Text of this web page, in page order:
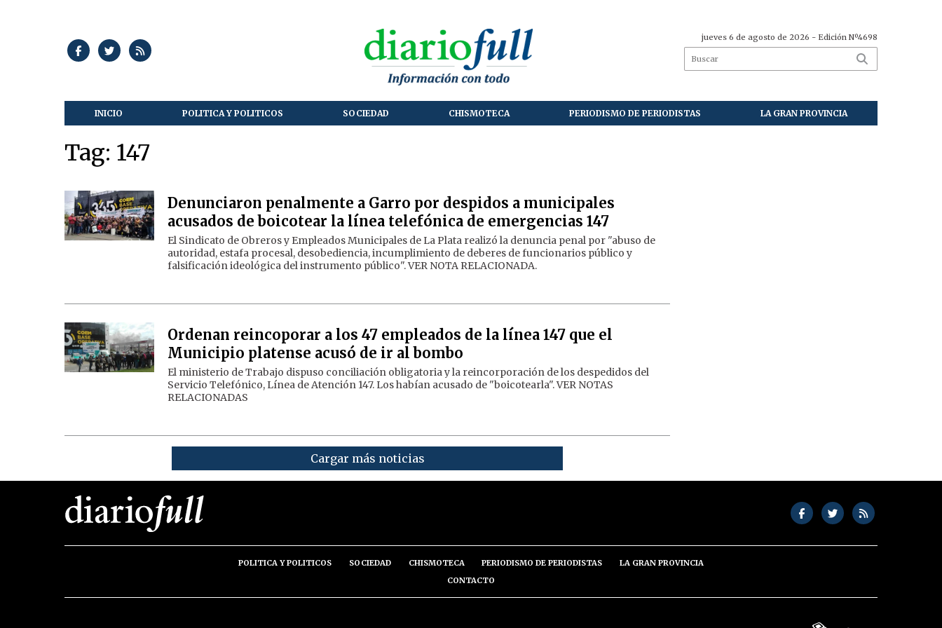
jueves 6 de agosto de 2026 - Edición Nº4698
INICIO POLITICA Y POLITICOS SOCIEDAD CHISMOTECA PERIODISMO DE PERIODISTAS LA GRAN PROVINCIA
Tag: 147
Denunciaron penalmente a Garro por despidos a municipales
acusados de boicotear la línea telefónica de emergencias 147
El Sindicato de Obreros y Empleados Municipales de La Plata realizó la denuncia penal por "abuso de
autoridad, estafa procesal, desobediencia, incumplimiento de deberes de funcionarios público y
falsificación ideológica del instrumento público". VER NOTA RELACIONADA.
Ordenan reincoporar a los 47 empleados de la línea 147 que el
Municipio platense acusó de ir al bombo
El ministerio de Trabajo dispuso conciliación obligatoria y la reincorporación de los despedidos del
Servicio Telefónico, Línea de Atención 147. Los habían acusado de "boicotearla". VER NOTAS
RELACIONADAS
Cargar más noticias
POLITICA Y POLITICOS SOCIEDAD CHISMOTECA PERIODISMO DE PERIODISTAS
LA GRAN PROVINCIA
CONTACTO